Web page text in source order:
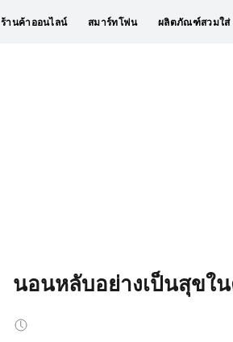
ร้านค้าออนไลน์ สมาร์ทโฟน ผลิตภัณฑ์สวมใส่
นอนหลับอย่างเป็นสุขใ